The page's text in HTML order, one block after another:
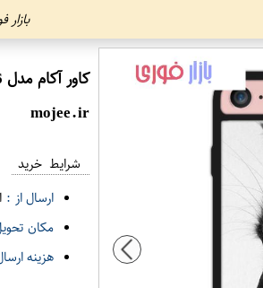
کاور آکام مدل A71916 مناسب برای گوشی موبایل اپل iPhone 7 8
mojee.ir
شرایط خرید
ارسال از :
مکان
هزینه